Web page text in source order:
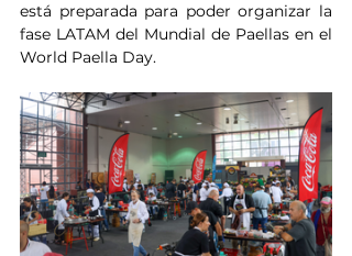
está preparada para poder organizar la
fase LATAM del Mundial de Paellas en el
World Paella Day.